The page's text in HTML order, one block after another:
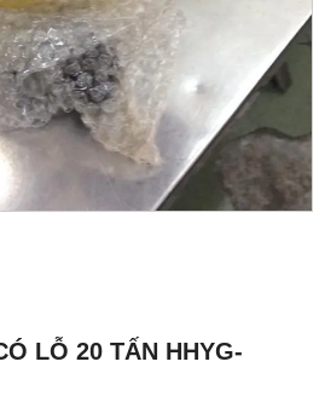
LỖ 20 TẤN HHYG-